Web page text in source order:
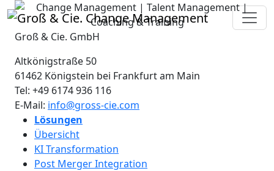
Groß & Cie. GmbH
Altkönigstraße 50
61462 Königstein bei Frankfurt am Main
Tel: +49 6174 936 116
E-Mail: info@gross-cie.com
Lösungen
Übersicht
KI Transformation
Post Merger Integration